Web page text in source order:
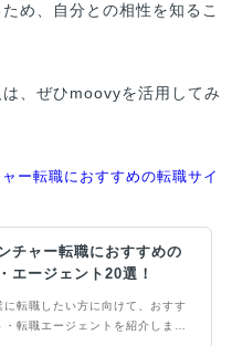
め、自分との相性を知るこ
、ぜひmoovyを活用してみ
ャー転職におすすめの転職サイ
チャー転職におすすめの
エージェント20選！
に転職したい方に向けて、おすす
転職エージェントを紹介しま